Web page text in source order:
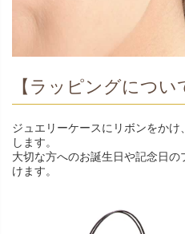
【ラッピングについ
ジュエリーケースにリボンをか
します。
大切な方へのお誕生日や記念日
けます。